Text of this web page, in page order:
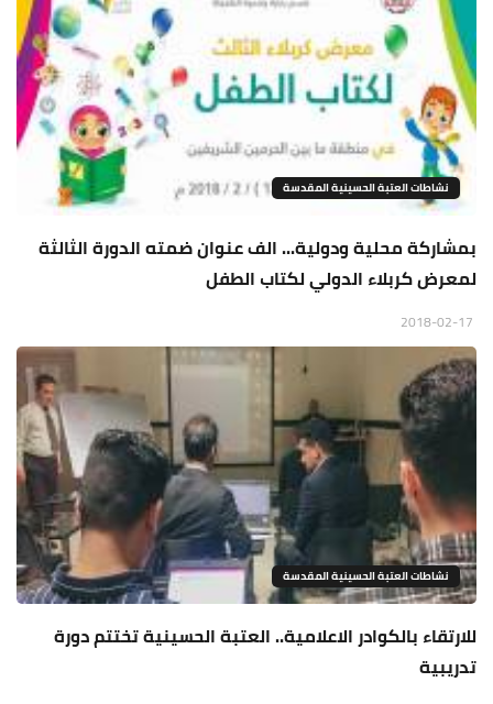
نشاطات العتبة الحسينية المقدسة
بمشاركة محلية ودولية... الف عنوان ضمته الدورة الثالثة
لمعرض كربلاء الدولي لكتاب الطفل
نشاطات العتبة الحسينية المقدسة
للارتقاء بالكوادر الاعلامية.. العتبة الحسينية تختتم دورة
تدريبية